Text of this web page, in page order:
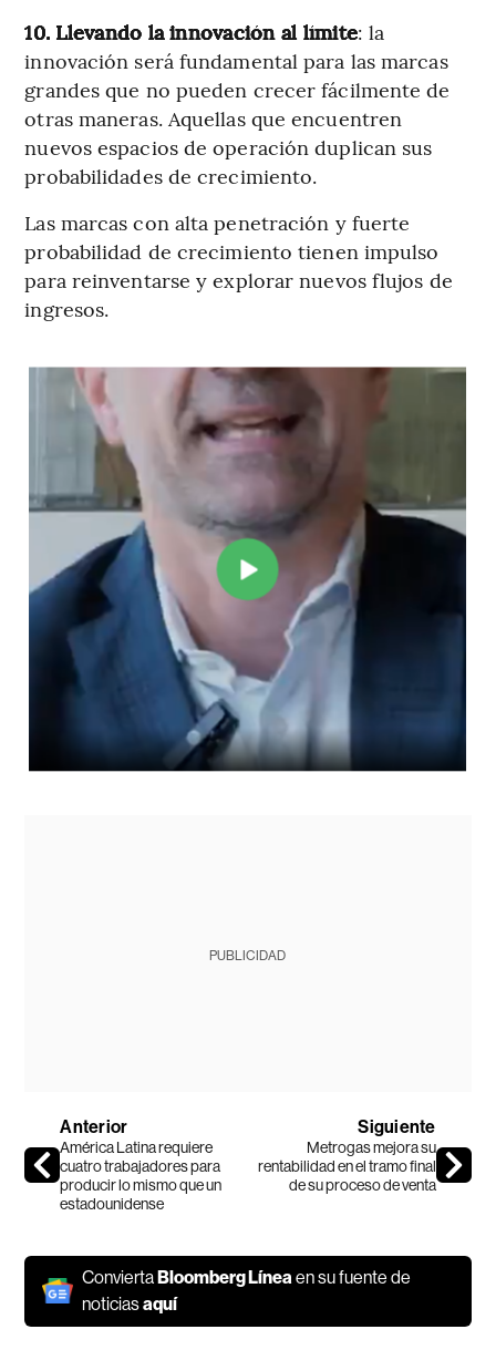
10. Llevando la innovación al límite: la
innovación será fundamental para las marcas
grandes que no pueden crecer fácilmente de
otras maneras. Aquellas que encuentren
nuevos espacios de operación duplican sus
probabilidades de crecimiento.
Las marcas con alta penetración y fuerte
probabilidad de crecimiento tienen impulso
para reinventarse y explorar nuevos flujos de
ingresos.
PUBLICIDAD
Anterior
América Latina requiere
cuatro trabajadores para
producir lo mismo que un
estadounidense
Siguiente
Metrogas mejora su
rentabilidad en el tramo final
de su proceso de venta
ConviertaBloomberg Línea en su fuente de
noticiasaquí